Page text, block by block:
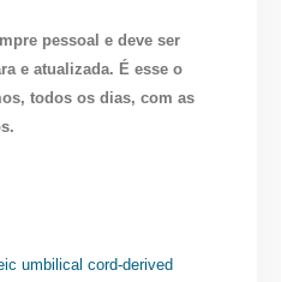
pessoal e deve ser
e atualizada. É esse o
todos os dias, com as
umbilical cord-derived